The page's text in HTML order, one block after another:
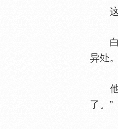
这
白袍
异
。
他
了。”